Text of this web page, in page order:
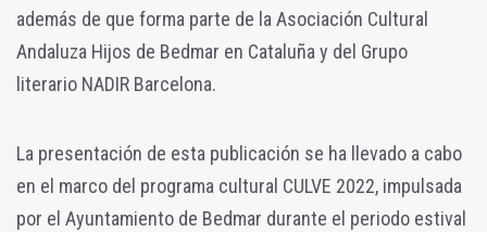
además de que forma parte de la Asociación Cultural
Andaluza Hijos de Bedmar en Cataluña y del Grupo
literario NADIR Barcelona.
La presentación de esta publicación se ha llevado a cabo
en el marco del programa cultural CULVE 2022, impulsada
por el Ayuntamiento de Bedmar durante el periodo estival